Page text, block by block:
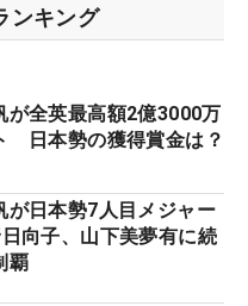
ンキング
が全英最高額2億3000万
日本勢の獲得賞金は？
が日本勢7人目メジャー
向子、山下美夢有に続
覇